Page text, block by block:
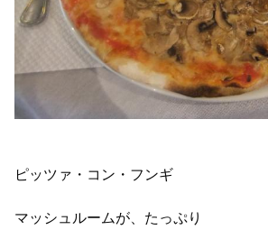
ピッツァ・コン・フンギ
マッシュルームが、たっぷり